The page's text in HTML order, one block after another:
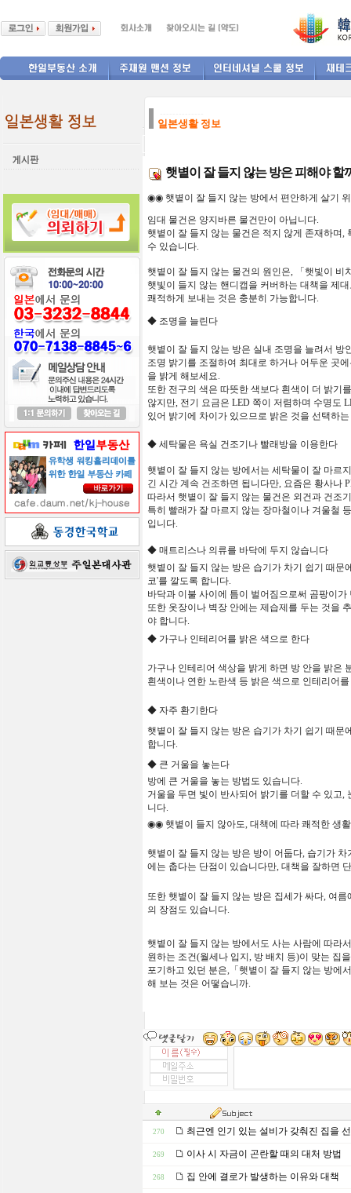
일본생활 정보
햇볕이 잘 들지 않는 방은 피해야
◉◉ 햇볕이 잘 들지 않는 방에서 편안하게 살기
임대 물건은 양지바른 물건만이 아닙니다.
햇볕이 잘 들지 않는 물건은 적지 않게 존재하며,
수 있습니다.
햇볕이 잘 들지 않는 물건의 원인은, 「 햇빛이
비
햇빛이
들지 않는 핸디캡을 커버하는 대책을 제
쾌적하게 보내는 것은 충분히 가능합니다.
◆ 조명을 늘린다
햇볕이 잘 들지 않는 방은 실내 조명을 늘려서 방
조명 밝기를 조절하여 최대로 하거나 어두운 곳
을 밝게 해보세요.
또한 전구의 색은 따뜻한 색보다 흰색이 더 밝기
않지만, 전기 요금은 LED 쪽이 저렴하며 수명도
있어 밝기에 차이가 있으므로 밝은 것을 선택하
◆ 세탁물은 욕실 건조기나 빨래방을 이용한다
햇볕이 잘 들지 않는 방에서는 세탁물이 잘 마르지
긴 시간 계속 건조하면 됩니다만, 요즘은 황사나
따라서 햇볕이 잘 들지 않는 물건은 외건과 건조
특히 빨래가 잘 마르지 않는 장마철이나 겨울철
입니다.
◆ 매트리스나 의류를 바닥에 두지 않습니다
햇볕이 잘 들지 않는 방은 습기가 차기 쉽기 때문
코'를 깔도록 합니다.
바닥과 이불 사이에 틈이 벌어짐으로써 곰팡이
또한 옷장이나 벽장 안에는 제습제를 두는 것을
야 합니다.
◆ 가구나 인테리어를 밝은 색으로 한다
가구나 인테리어 색상을 밝게 하면 방 안을 밝은
흰색이나 연한 노란색 등 밝은 색으로 인테리어
◆ 자주 환기한다
햇볕이 잘 들지 않는 방은 습기가 차기 쉽기 때문
합니다.
◆ 큰 거울을 놓는다
방에 큰 거울을 놓는 방법도 있습니다.
거울을 두면 빛이 반사되어 밝기를 더할 수 있고
니다.
◉◉ 햇볕이 들지 않아도, 대책에 따라 쾌적한 생
햇볕이 잘 들지 않는 방은 방이 어둡다, 습기가 차
에는 춥다는 단점이 있습니다만, 대책을 잘하면
또한 햇볕이 잘 들지 않는 방은 집세가 싸다, 여름
의 장점도 있습니다.
햇볕이 잘 들지 않는 방에서도 사는 사람에 따라
원하는 조건(월세나 입지 , 방 배치 등)이 맞는 집
포기하고 있던 분은,「 햇볕이 잘 들지 않는 방에서
해 보는 것은 어떻습니까.
270 최근엔 인기 있는 설비가 갖춰진 집을
269 이사 시 자금이 곤란할 때의 대처 방법
268 집 안에 결로가 발생하는 이유와 대책